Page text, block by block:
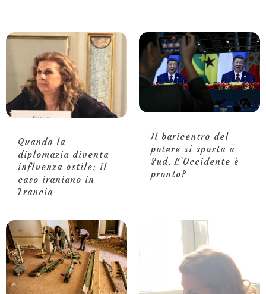
Quando la
diplomazia diventa
influenza ostile: il
caso iraniano in
Francia
Il baricentro del
potere si sposta a
Sud. L’Occidente è
pronto?